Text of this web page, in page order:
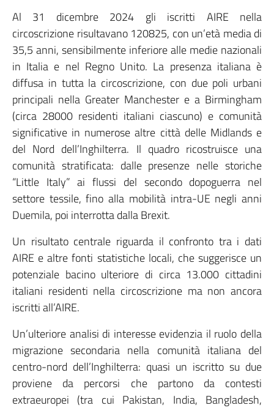
Al 31 dicembre 2024 gli iscritti AIRE nella
circoscrizione risultavano 120825, con un’età media di
35,5 anni, sensibilmente inferiore alle medie nazionali
in Italia e nel Regno Unito. La presenza italiana è
diffusa in tutta la circoscrizione, con due poli urbani
principali nella Greater Manchester e a Birmingham
(circa 28000 residenti italiani ciascuno) e comunità
significative in numerose altre città delle Midlands e
del Nord dell’Inghilterra. Il quadro ricostruisce una
comunità stratificata: dalle presenze nelle storiche
“Little Italy” ai flussi del secondo dopoguerra nel
settore tessile, fino alla mobilità intra-UE negli anni
Duemila, poi interrotta dalla Brexit.
Un risultato centrale riguarda il confronto tra i dati
AIRE e altre fonti statistiche locali, che suggerisce un
potenziale bacino ulteriore di circa 13.000 cittadini
italiani residenti nella circoscrizione ma non ancora
iscritti all’AIRE.
Un’ulteriore analisi di interesse evidenzia il ruolo della
migrazione secondaria nella comunità italiana del
centro-nord dell’Inghilterra: quasi un iscritto su due
proviene da percorsi che partono da contesti
extraeuropei (tra cui Pakistan, India, Bangladesh,